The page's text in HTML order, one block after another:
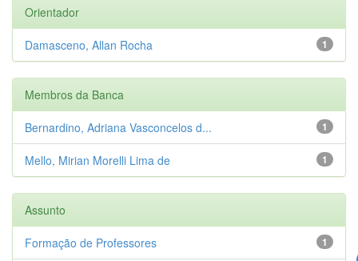
Orientador
1
Damasceno, Allan Rocha
Membros da Banca
1
Bernardino, Adriana Vasconcelos d...
1
Mello, Mirian Morelli Lima de
Assunto
1
Formação de Professores